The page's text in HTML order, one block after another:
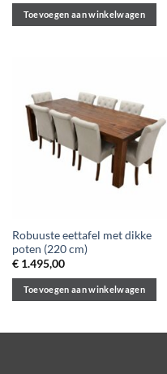
Toevoegen aan winkelwagen
Robuuste eettafel met dikke
poten (220 cm)
€1.495,00
Toevoegen aan winkelwagen